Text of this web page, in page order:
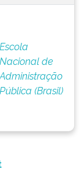
Escola
Nacional de
Administração
Pública (Brasil)